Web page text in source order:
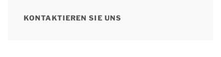
KONTAKTIEREN SIE UNS